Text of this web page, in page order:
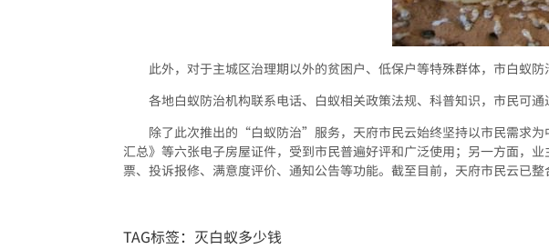
此外，对于主城区治理期以外的贫困户、低保户等特殊群体，市白蚁
各地白蚁防治机构联系电话、白蚁相关政策法规、科普知识，市民
除了此次推出的“白蚁防治”服务，天府市民云始终坚持以市民需求
汇总》等六张电子房屋证件，受到市民普遍好评和广泛使用；另一方面，
票、投诉报修、满意度评价、通知公告等功能。截至目前，天府市民云已
TAG标签： 灭白蚁多少钱